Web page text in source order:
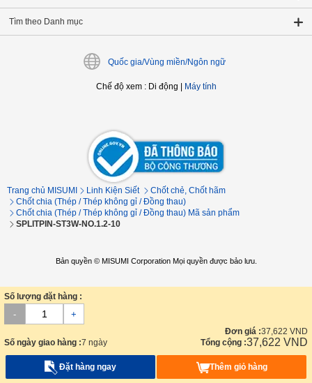
Tìm theo Danh mục
Quốc gia/Vùng miền/Ngôn ngữ
Chế độ xem: Di động Máy tính
Trang chủ MISUMI Linh Kiện Siết
Chốt chẻ, Chốt hãm
Chốt chia (Thép / Thép không gỉ / Đồng thau)
Chốt chia (Thép / Thép không gỉ / Đồng thau) Mã sản phẩm
SPLITPIN-ST3W-NO.1.2-10
Bản quyền © MISUMI Corporation Mọi quyền được bảo lưu.
Số lượng đặt hàng :
- +
Số ngày giao hàng :7 ngày
Đơn giá :37,622 VND
Tổng cộng :37,622 VND
Đặt hàng ngay Thêm giỏ hàng